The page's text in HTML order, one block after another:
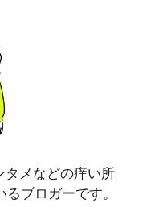
タメなどの痒い所
ブロガーです。